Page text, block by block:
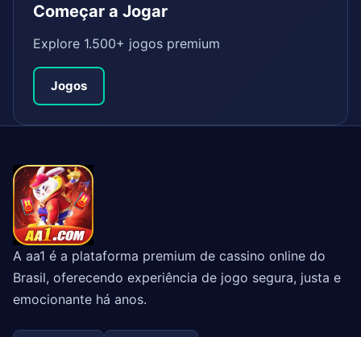
Começar a Jogar
Explore 1.500+ jogos premium
Jogos
A aa1 é a plataforma premium de cassino online do
Brasil, oferecendo experiência de jogo segura, justa e
emocionante há anos.